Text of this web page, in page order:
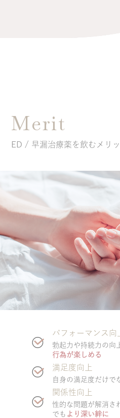
Merit
ED / 早漏治療薬を飲むメリッ
パフォーマンス向
勃起力や持続力の向
行為が楽しめる
満足度向上
自身の満足度だけで
関係性向上
性的な問題が解消さ
でも より深い絆に